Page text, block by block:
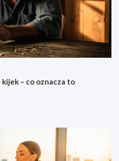
– co oznacza to